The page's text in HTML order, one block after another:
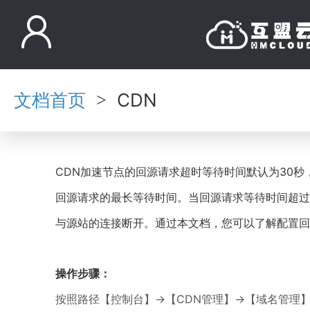
文档首页 > CDN
CDN加速节点的回源请求超时等待时间默认为30
回源请求的最长等待时间。当回源请求等待时间超
与源站的连接断开。通过本文档，您可以了解配置
操作步骤：
按照路径【控制台】→【CDN管理】→【域名管理